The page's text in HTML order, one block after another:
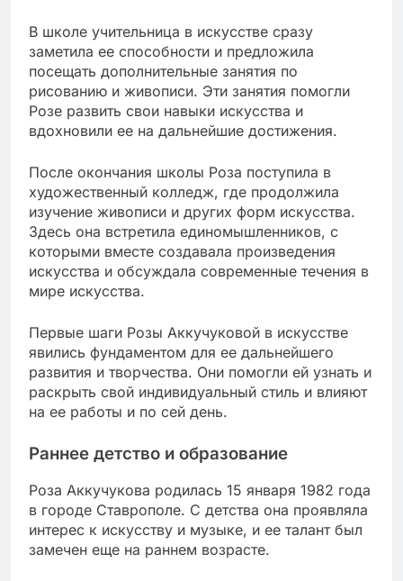
В школе учительница в искусстве сразу
заметила ее способности и предложила
посещать дополнительные занятия по
рисованию и живописи. Эти занятия помогли
Розе развить свои навыки искусства и
вдохновили ее на дальнейшие достижения.
После окончания школы Роза поступила в
художественный колледж, где продолжила
изучение живописи и других форм искусства.
Здесь она встретила единомышленников, с
которыми вместе создавала произведения
искусства и обсуждала современные течения в
мире искусства.
Первые шаги Розы Аккучуковой в искусстве
явились фундаментом для ее дальнейшего
развития и творчества. Они помогли ей узнать и
раскрыть свой индивидуальный стиль и влияют
на ее работы и по сей день.
Раннее детство и образование
Роза Аккучукова родилась 15 января 1982 года
в городе Ставрополе. С детства она проявляла
интерес к искусству и музыке, и ее талант был
замечен еще на раннем возрасте.